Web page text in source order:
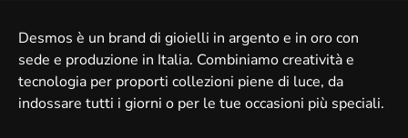
Desmos è un brand di gioielli in argento e in oro con
sede e produzione in Italia. Combiniamo creatività e
tecnologia per proporti collezioni piene di luce, da
indossare tutti i giorni o per le tue occasioni più speciali.